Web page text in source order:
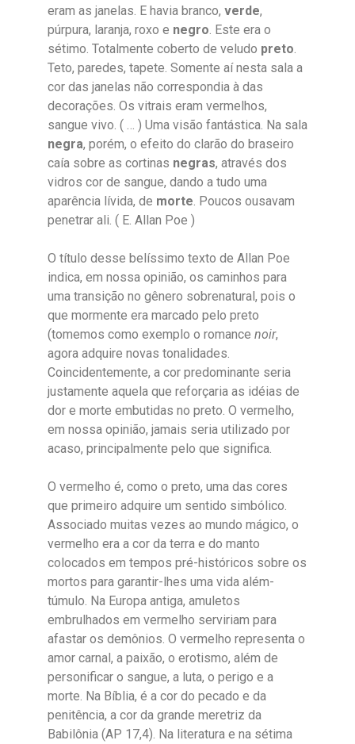
eram as janelas. E havia branco, verde,
púrpura, laranja, roxo e negro. Este era o
sétimo. Totalmente coberto de veludo preto.
Teto, paredes, tapete. Somente aí nesta sala a
cor das janelas não correspondia à das
decorações. Os vitrais eram vermelhos,
sangue vivo. ( … ) Uma visão fantástica. Na sala
negra, porém, o efeito do clarão do braseiro
caía sobre as cortinas negras, através dos
vidros cor de sangue, dando a tudo uma
aparência lívida, de morte. Poucos ousavam
penetrar ali. ( E. Allan Poe )
O título desse belíssimo texto de Allan Poe
indica, em nossa opinião, os caminhos para
uma transição no gênero sobrenatural, pois o
que mormente era marcado pelo preto
(tomemos como exemplo o romance noir,
agora adquire novas tonalidades.
Coincidentemente, a cor predominante seria
justamente aquela que reforçaria as idéias de
dor e morte embutidas no preto. O vermelho,
em nossa opinião, jamais seria utilizado por
acaso, principalmente pelo que significa.
O vermelho é, como o preto, uma das cores
que primeiro adquire um sentido simbólico.
Associado muitas vezes ao mundo mágico, o
vermelho era a cor da terra e do manto
colocados em tempos pré-históricos sobre os
mortos para garantir-lhes uma vida além-
túmulo. Na Europa antiga, amuletos
embrulhados em vermelho serviriam para
afastar os demônios. O vermelho representa o
amor carnal, a paixão, o erotismo, além de
personificar o sangue, a luta, o perigo e a
morte. Na Bíblia, é a cor do pecado e da
penitência, a cor da grande meretriz da
Babilônia (AP 17,4). Na literatura e na sétima